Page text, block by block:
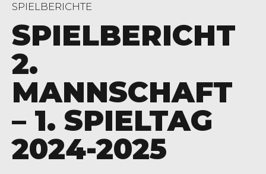
Essen
SPIELBERICHTE
SPIELBERICHT
2.
MANNSCHAFT
– 1. SPIELTAG
2024-2025